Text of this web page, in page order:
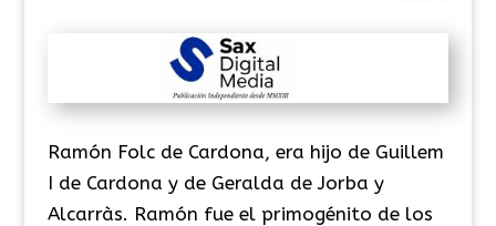
Ramón Folc de Cardona, era hijo de Guillem
I de Cardona y de Geralda de Jorba y
Alcarràs. Ramón fue el primogénito de los